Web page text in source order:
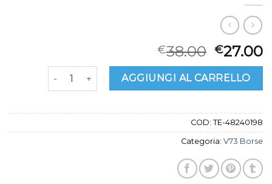
€38.00 €27.00
v73 borse quantitàAGGIUNGI AL CARRELLO
COD: TE-48240198
Categoria: V73 Borse